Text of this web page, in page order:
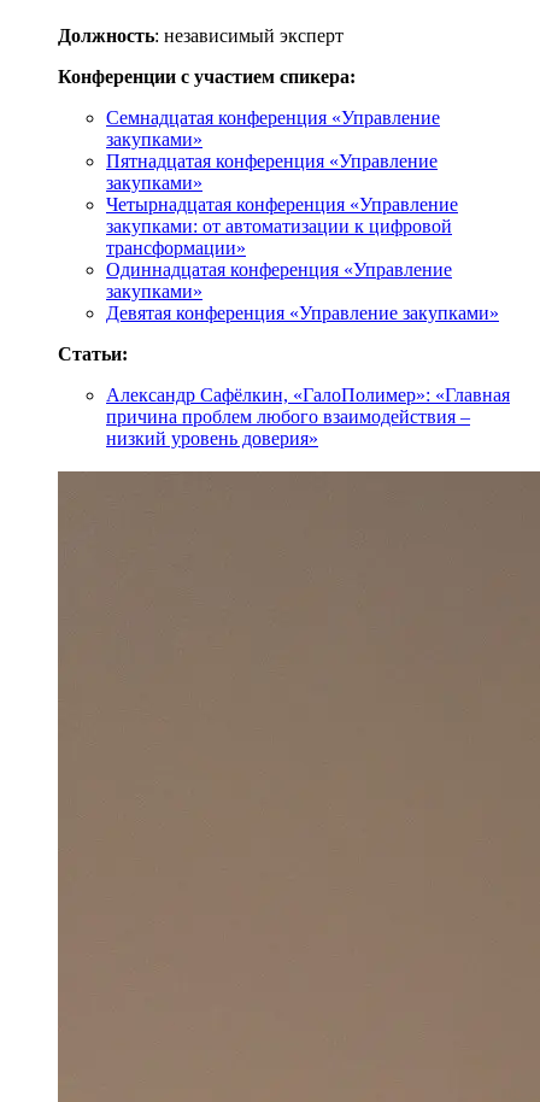
Должность: независимый эксперт
Конференции с участием спикера:
Семнадцатая конференция «Управление
закупками»
Пятнадцатая конференция «Управление
закупками»
Четырнадцатая конференция «Управление
закупками: от автоматизации к цифровой
трансформации»
Одиннадцатая конференция «Управление
закупками»
Девятая конференция «Управление закупками»
Статьи:
Александр Сафёлкин, «ГалоПолимер»: «Главная
причина проблем любого взаимодействия –
низкий уровень доверия»